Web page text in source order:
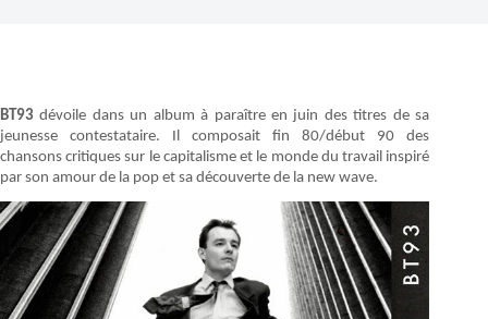
BT93 dévoile dans un album à paraître en juin des titres de sa
jeunesse contestataire. Il composait fin 80/début 90 des
chansons critiques sur le capitalisme et le monde du travail inspiré
par son amour de la pop et sa découverte de la new wave.